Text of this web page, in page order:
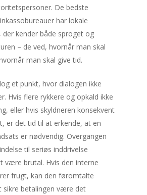
De bedste
har lokale
der kender både sproget og
– de ved, hvornår man skal
man skal give tid.
et punkt, hvor dialogen ikke
Hvis flere rykkere og opkald ikke
eller hvis skyldneren konsekvent
er det tid til at erkende, at en
er nødvendig. Overgangen
til seriøs inddrivelse
være brutal. Hvis den interne
frugt, kan den føromtalte
sikre betalingen være det